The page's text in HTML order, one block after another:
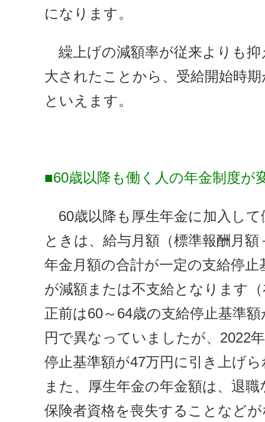
になります。
繰上げの減額率が従来よりも
大されたことから、受給開始時
といえます。
■60歳以降も働く人の年金制度が
60歳以降も厚生年金に加入し
ときは、給与月額（標準報酬月
年金月額の合計が一定の支給停
が減額または不支給となります
正前は60～64歳の支給停止基準
円で異なっていましたが、2022
停止基準額が47万円に引き上げ
また、厚生年金の年金額は、退
保険者資格を喪失することなど